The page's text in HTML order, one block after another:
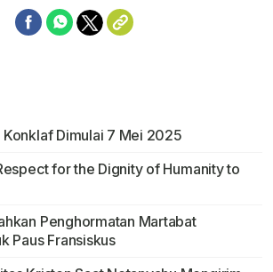
Konklaf Dimulai 7 Mei 2025
for the Dignity of Humanity to
Penghormatan Martabat
Paus Fransiskus